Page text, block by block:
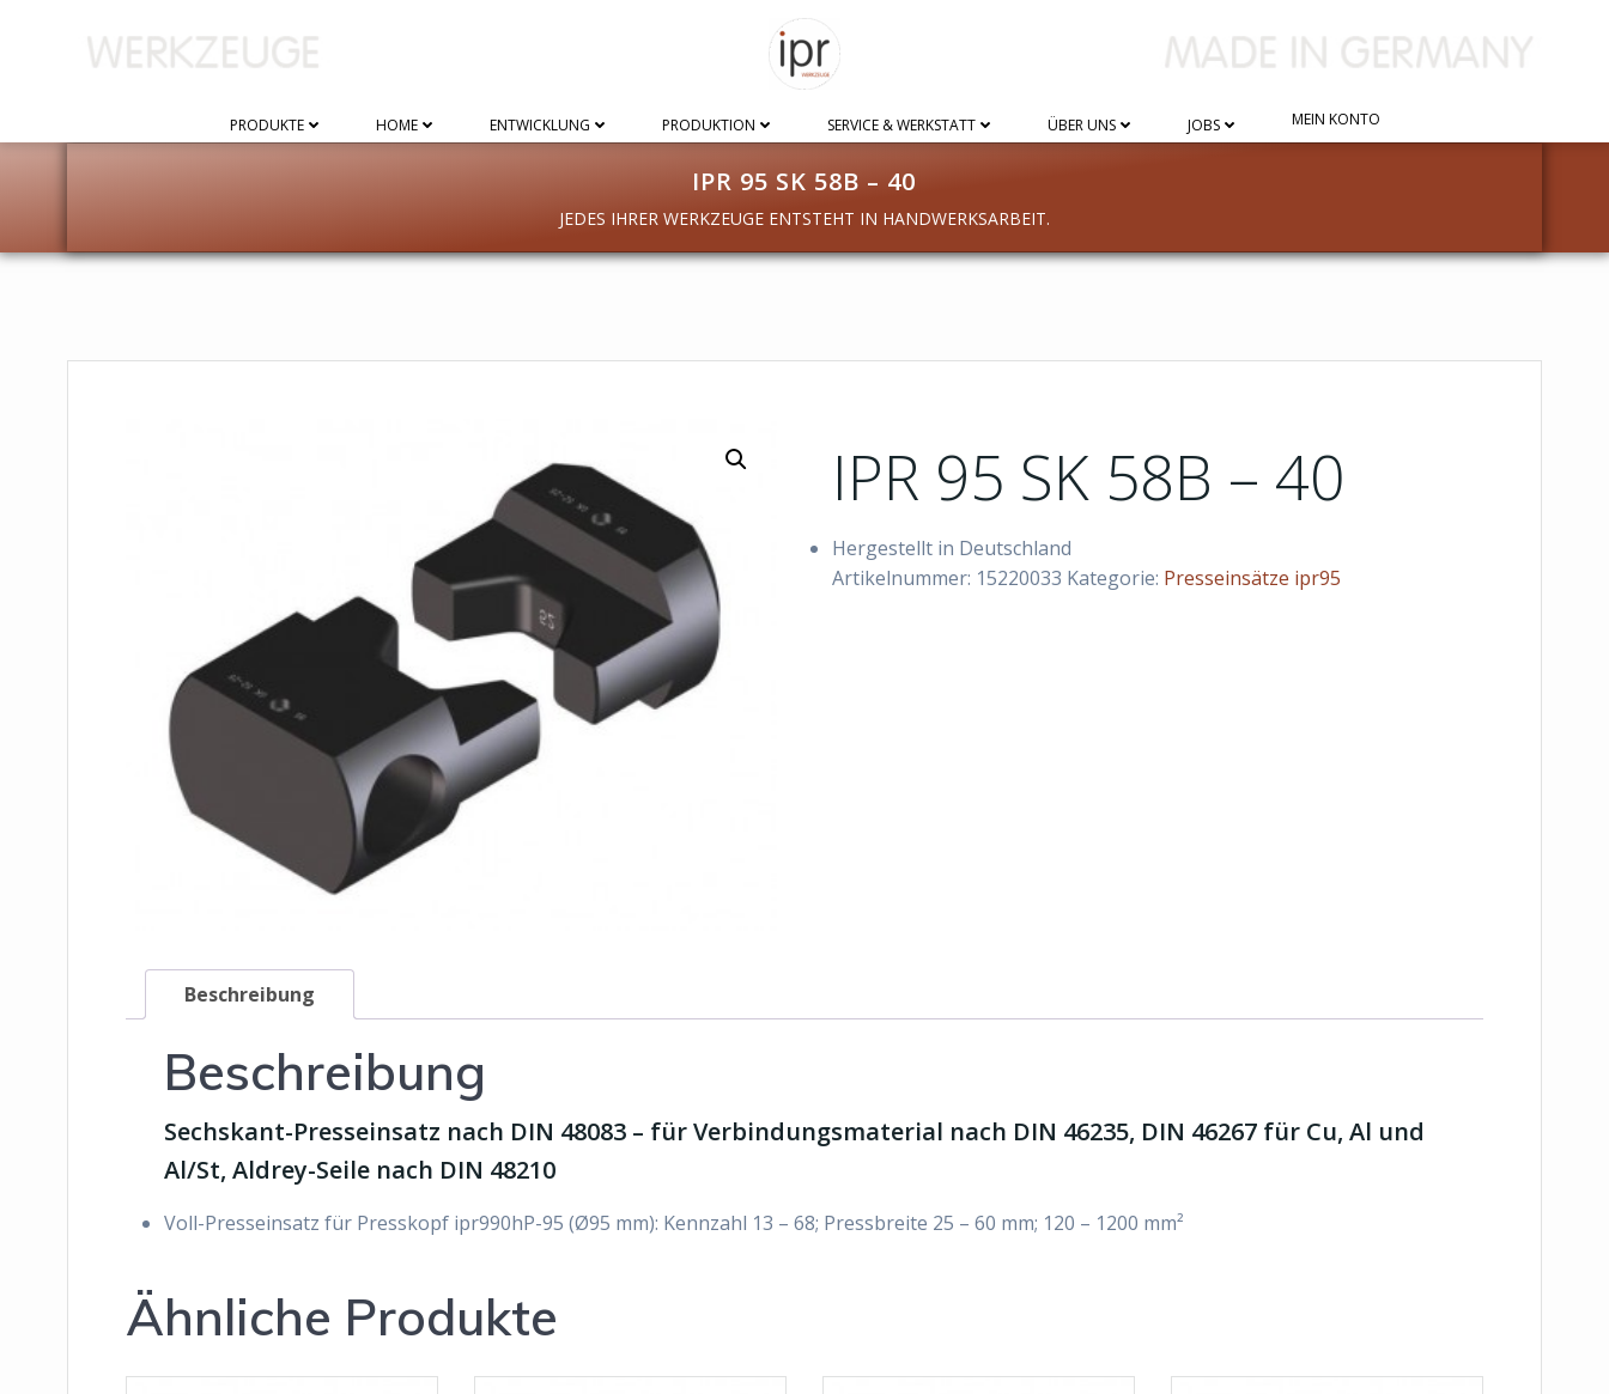
PRODUKTE HOME ENTWICKLUNG PRODUKTION SERVICE & WERKSTATT ÜBER UNS JOBS MEIN KONTO
IPR 95 SK 58B – 40
JEDES IHRER WERKZEUGE ENTSTEHT IN HANDWERKSARBEIT.
IPR 95 SK 58B – 40
Hergestellt in Deutschland
Artikelnummer: 15220033 Kategorie: Presseinsätze ipr95
Beschreibung
Beschreibung
Sechskant-Presseinsatz nach DIN 48083 – für Verbindungsmaterial nach DIN 46235, DIN 46267 für Cu, Al und
Al/St, Aldrey-Seile nach DIN 48210
Voll-Presseinsatz für Presskopf ipr990hP-95 (Ø95 mm): Kennzahl 13 – 68; Pressbreite 25 – 60 mm; 120 – 1200 mm²
Ähnliche Produkte